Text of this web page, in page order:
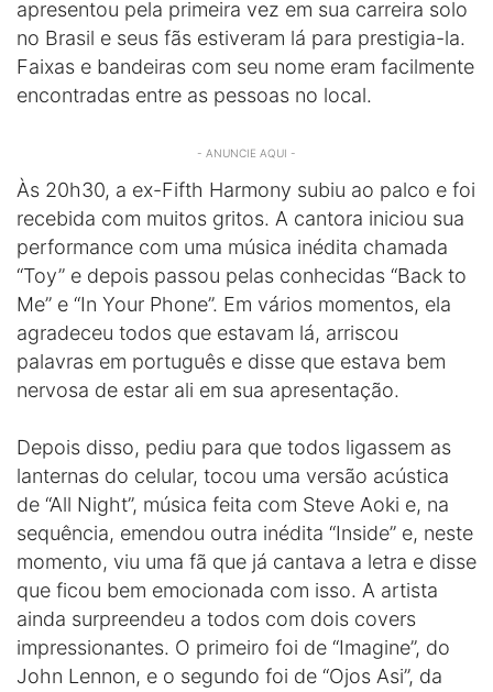
apresentou pela primeira vez em sua carreira solo
no Brasil e seus fãs estiveram lá para prestigia-la.
Faixas e bandeiras com seu nome eram facilmente
encontradas entre as pessoas no local.
- ANUNCIE AQUI -
Às 20h30, a ex-Fifth Harmony subiu ao palco e foi
recebida com muitos gritos. A cantora iniciou sua
performance com uma música inédita chamada
“Toy” e depois passou pelas conhecidas “Back to
Me” e “In Your Phone”. Em vários momentos, ela
agradeceu todos que estavam lá, arriscou
palavras em português e disse que estava bem
nervosa de estar ali em sua apresentação.
Depois disso, pediu para que todos ligassem as
lanternas do celular, tocou uma versão acústica
de “All Night”, música feita com Steve Aoki e, na
sequência, emendou outra inédita “Inside” e, neste
momento, viu uma fã que já cantava a letra e disse
que ficou bem emocionada com isso. A artista
ainda surpreendeu a todos com dois covers
impressionantes. O primeiro foi de “Imagine”, do
John Lennon, e o segundo foi de “Ojos Asi”, da